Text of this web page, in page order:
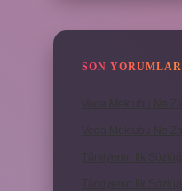
SON YORUMLAR